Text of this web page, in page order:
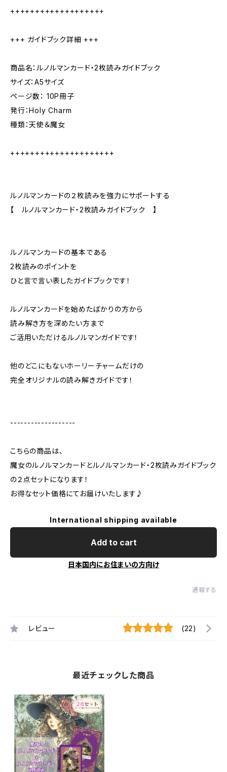
+++++++++++++++++++
+++ ガイドブック詳細 +++
商品名：ルノルマンカード・2枚読みガイドブック
サイズ：A5サイズ
ページ数： 10P冊子
発行：Holy Charm
種類：天使＆魔女
+++++++++++++++++++++
ルノルマンカードの２枚読みを強力にサポートする
【 ルノルマンカード・2枚読みガイドブック 】
ルノルマンカードの基本である
2枚読みのポイントを
ひと言で言い表したガイドブックです！
ルノルマンカードを始めたばかりの方から
読み解き方を深めたい方まで
ご活用いただけるルノルマンガイドです！
他のどこにもないホーリーチャームだけの
完全オリジナルの読み解きガイドです！
-------------------
こちらの商品は、
魔女のルノルマンカードとルノルマンカード・2枚読みガイドブック
の２点セットになります！
お得なセット価格にてお届けいたします♪
International shipping available
Add to cart
日本国内にお住まいの方向け
通報する
レビュー (22)
最近チェックした商品